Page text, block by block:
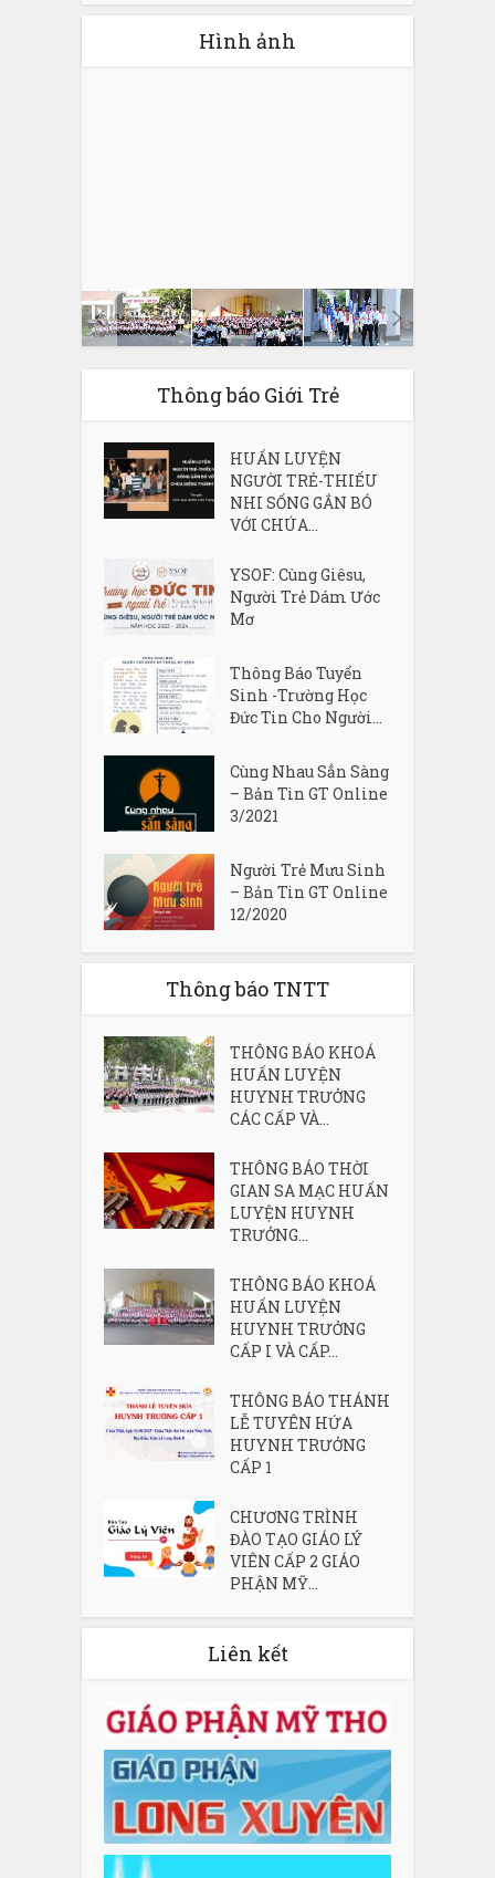
Hình ảnh
Thông báo Giới Trẻ
HUẤN LUYỆN
NGƯỜI TRẺ-THIẾU
NHI SỐNG GẮN BÓ
VỚI CHÚA...
YSOF: Cùng Giêsu,
Người Trẻ Dám Ước
Mơ
Thông Báo Tuyển
Sinh -Trường Học
Đức Tin Cho Người...
Cùng Nhau Sẳn Sàng
– Bản Tin GT Online
3/2021
Người Trẻ Mưu Sinh
– Bản Tin GT Online
12/2020
Thông báo TNTT
THÔNG BÁO KHOÁ
HUẤN LUYỆN
HUYNH TRƯỞNG
CÁC CẤP VÀ...
THÔNG BÁO THỜI
GIAN SA MẠC HUẤN
LUYỆN HUYNH
TRƯỞNG...
THÔNG BÁO KHOÁ
HUẤN LUYỆN
HUYNH TRƯỞNG
CẤP I VÀ CẤP...
THÔNG BÁO THÁNH
LỄ TUYÊN HỨA
HUYNH TRƯỞNG
CẤP 1
CHƯƠNG TRÌNH
ĐÀO TẠO GIÁO LÝ
VIÊN CẤP 2 GIÁO
PHẬN MỸ...
Liên kết